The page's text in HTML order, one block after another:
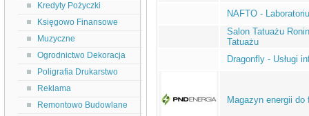
Kredyty Pożyczki
Księgowo Finansowe
Muzyczne
Ogrodnictwo Dekoracja
Poligrafia Drukarstwo
Reklama
Remontowo Budowlane
NAFTO -
Salon Tatuażu
Tatuażu
Dragonfly - Usługi
Magazyn energii